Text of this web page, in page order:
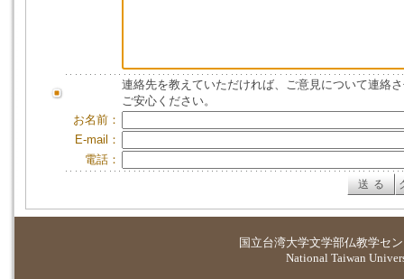
連絡先を教えていただければ、ご意見について連絡
ご安心ください。
お名前：
E-mail：
電話：
国立台湾大学文学部仏教学セ
National Taiwan